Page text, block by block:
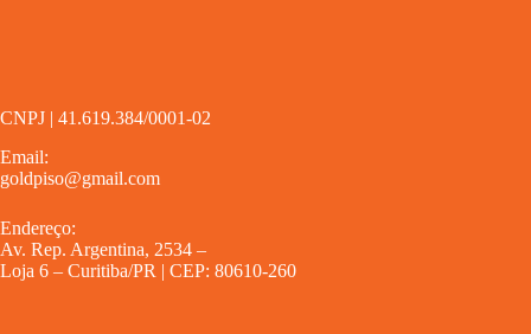
CNPJ | 41.619.384/0001-02
Email:
goldpiso@gmail.com
Endereço:
Av. Rep. Argentina, 2534 –
Loja 6 – Curitiba/PR | CEP: 80610-260